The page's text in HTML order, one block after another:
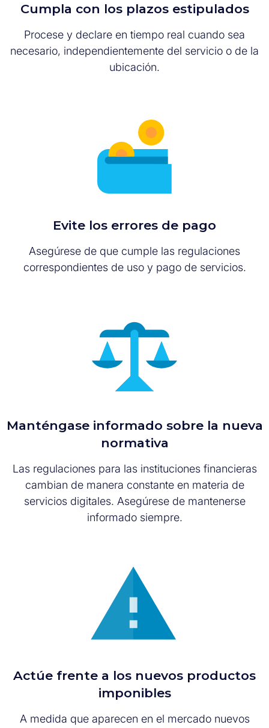
Cumpla con los plazos estipulados
Procese y declare en tiempo real cuando sea
necesario, independientemente del servicio o de la
ubicación.
Evite los errores de pago
Asegúrese de que cumple las regulaciones
correspondientes de uso y pago de servicios.
Manténgase informado sobre la nueva
normativa
Las regulaciones para las instituciones financieras
cambian de manera constante en materia de
servicios digitales. Asegúrese de mantenerse
informado siempre.
Actúe frente a los nuevos productos
imponibles
A medida que aparecen en el mercado nuevos